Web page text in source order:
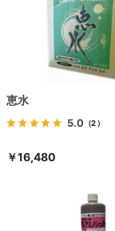
恵水
5.0 （2）
￥16,480